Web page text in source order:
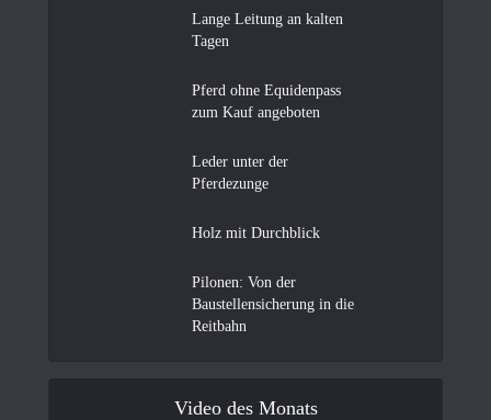
Lange Leitung an kalten
Tagen
Pferd ohne Equidenpass
zum Kauf angeboten
Leder unter der
Pferdezunge
Holz mit Durchblick
Pilonen: Von der
Baustellensicherung in die
Reitbahn
Video des Monats